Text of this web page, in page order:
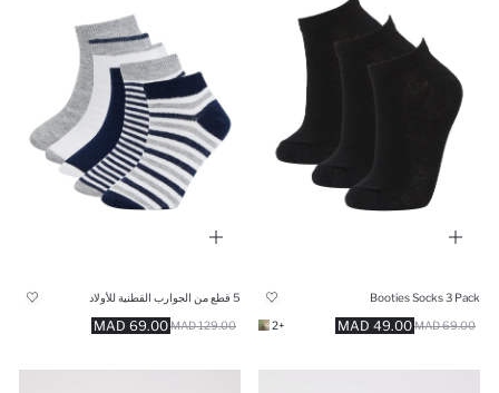
Booties Socks 3 Pack
49.00 MAD 69.00 MAD
+2
5 قطع من الجوارب القطنية للأولاد
69.00 MAD 129.00 MAD